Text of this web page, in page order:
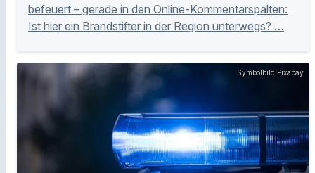
befeuert – gerade in den Online-Kommentarspalten:
Ist hier ein Brandstifter in der Region unterwegs? …
Symbolbild Pixabay